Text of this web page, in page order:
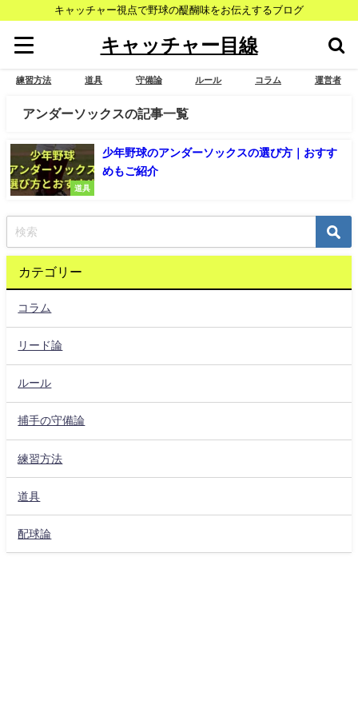
キャッチャー視点で野球の醍醐味をお伝えするブログ
キャッチャー目線
練習方法 道具 守備論 ルール コラム 運営者
アンダーソックスの記事一覧
道具
少年野球のアンダーソックスの選び方｜おすす
めもご紹介
カテゴリー
コラム
リード論
ルール
捕手の守備論
練習方法
道具
配球論